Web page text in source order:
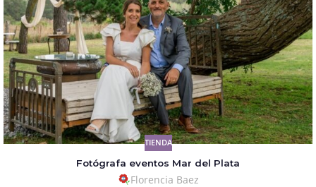
TIENDA
Fotógrafa eventos Mar del Plata
Florencia Baez